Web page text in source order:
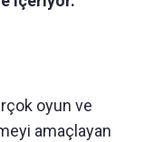
oyun ve
amaçlayan